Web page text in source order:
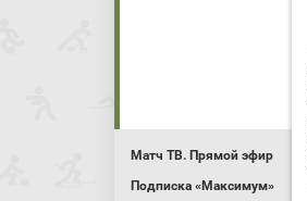
Матч ТВ. Прямой эфир
Подписка «Максимум»